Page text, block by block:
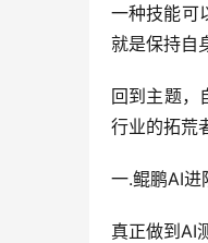
一种技能可
就是保持自
回到主题，
行业的拓荒
一.鲲鹏AI进
真正做到AI